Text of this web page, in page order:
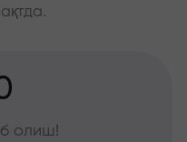
олиш!